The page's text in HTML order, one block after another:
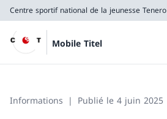
Centre sportif national de la jeunesse Tenero
Mobile Titel
Informations Publié le 4 juin 2025